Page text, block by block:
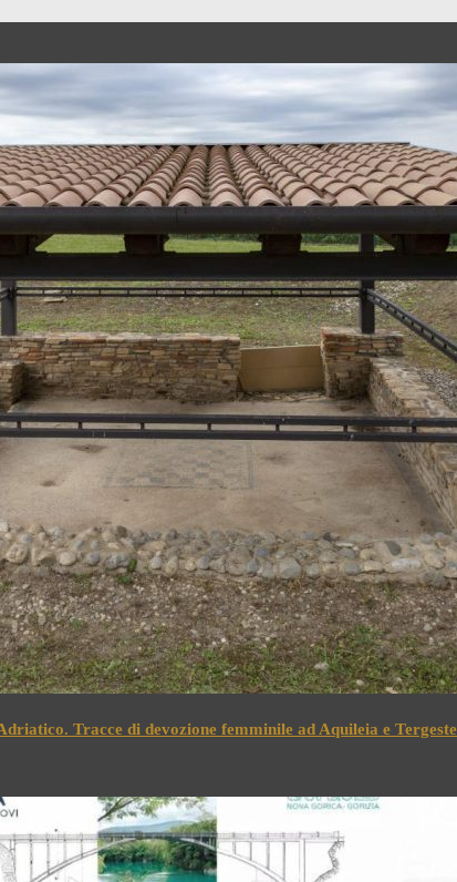
Tracce di devozione femminile ad Aquileia e Tergeste